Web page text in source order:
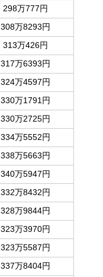
298万777円
308万8293円
313万426円
317万6393円
324万4597円
330万1791円
330万2725円
334万5552円
338万5663円
340万5947円
332万8432円
328万9844円
323万3970円
323万5587円
337万8404円